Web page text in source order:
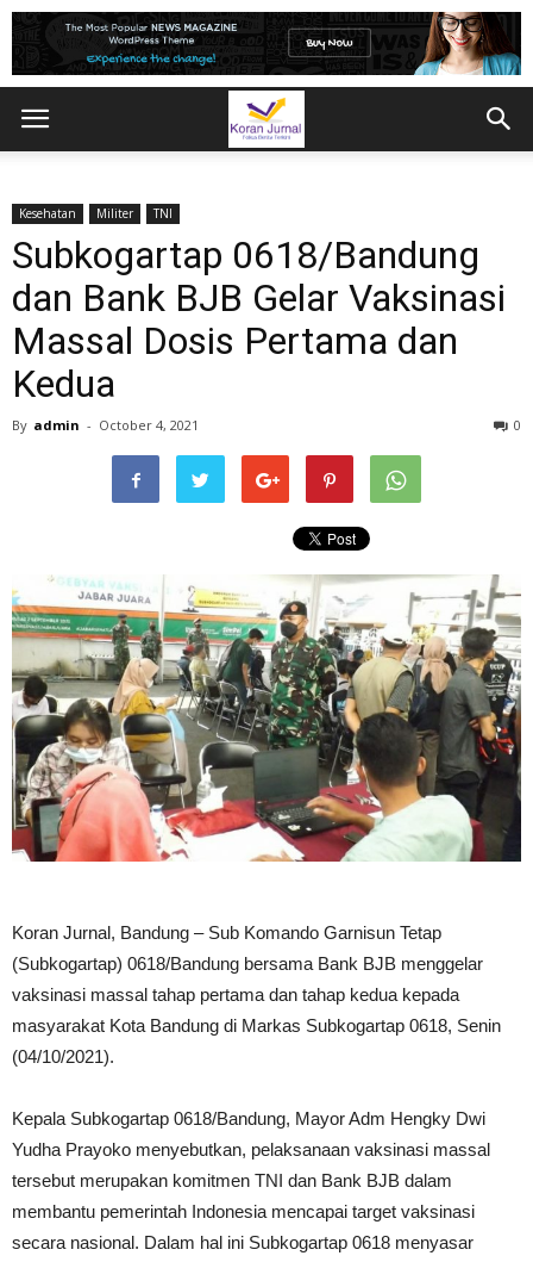
Kesehatan Militer TNI
Subkogartap 0618/Bandung
dan Bank BJB Gelar Vaksinasi
Massal Dosis Pertama dan
Kedua
By admin - October 4, 2021 0
Koran Jurnal, Bandung – Sub Komando Garnisun Tetap
(Subkogartap) 0618/Bandung bersama Bank BJB menggelar
vaksinasi massal tahap pertama dan tahap kedua kepada
masyarakat Kota Bandung di Markas Subkogartap 0618, Senin
(04/10/2021).
Kepala Subkogartap 0618/Bandung, Mayor Adm Hengky Dwi
Yudha Prayoko menyebutkan, pelaksanaan vaksinasi massal
tersebut merupakan komitmen TNI dan Bank BJB dalam
membantu pemerintah Indonesia mencapai target vaksinasi
secara nasional. Dalam hal ini Subkogartap 0618 menyasar